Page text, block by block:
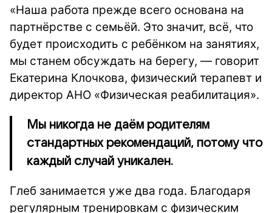
«Наша работа прежде всего основана на
партнёрстве с семьёй. Это значит, всё, что
будет происходить с ребёнком на занятиях,
мы станем обсуждать на берегу, — говорит
Екатерина Клочкова, физический терапевт и
директор АНО «Физическая реабилитация».
Мы никогда не даём родителям
стандартных рекомендаций, потому что
каждый случай уникален.
Глеб занимается уже два года. Благодаря
регулярным тренировкам с физическим